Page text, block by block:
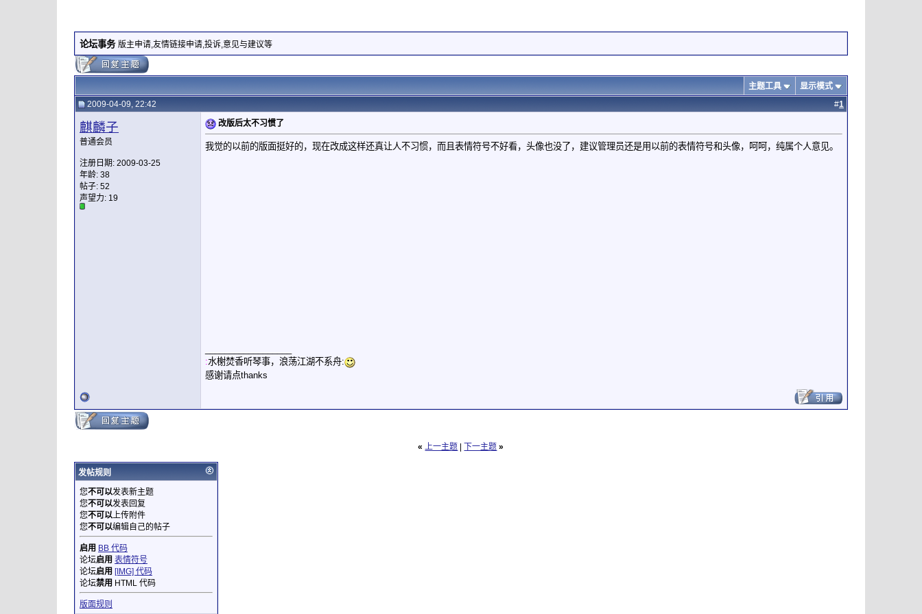
论坛事务 版主申请,友情链接申请,投诉,意见与建议等
主题工具
显示模式
2009-04-09, 22:42
#1
麒麟子
普通会员
注册日期: 2009-03-25
年龄: 38
帖子: 52
声望力: 19
改版后太不习惯了
我觉的以前的版面挺好的，现在改成这样还真让人不习惯，而且表情符号不好看，头像也没了，建议管理员还是用以前的表情符号和头像，呵呵，纯属个人意见。
:水榭焚香听琴事，浪荡江湖不系舟:
感谢请点thanks
« 上一主题 下一主题 »
发帖规则
您不可以发表新主题
您不可以发表回复
您不可以上传附件
您不可以编辑自己的帖子
启用 BB 代码
论坛启用 表情符号
论坛启用 [IMG] 代码
论坛禁用 HTML 代码
版面规则